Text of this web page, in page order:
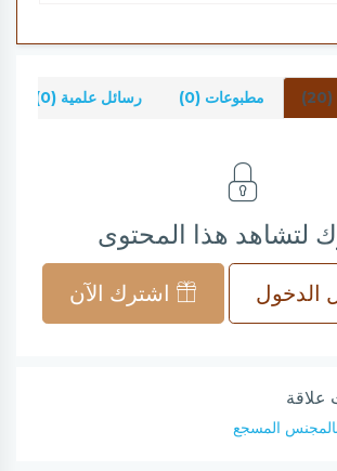
مطبوعات (0) رسائل علمية (0)
لتشاهد هذا المحتوى
الدخول اشترك الآن
المسجع